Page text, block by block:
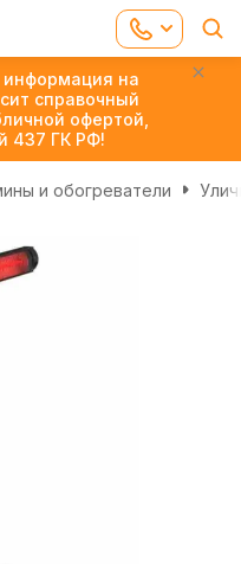
на
справочный
офертой,
437 ГК РФ!
и обогреватели